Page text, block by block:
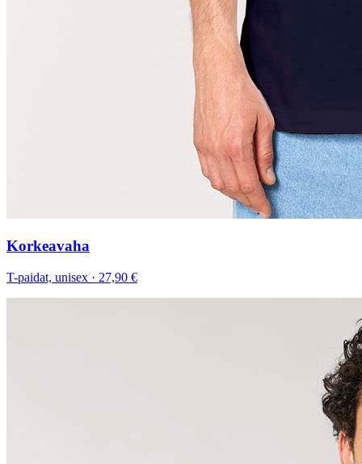
Korkeavaha
T-paidat, unisex · 27,90 €